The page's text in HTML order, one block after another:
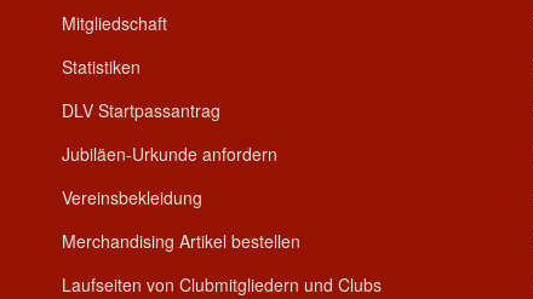
Mitgliedschaft
Statistiken
DLV Startpassantrag
Jubiläen-Urkunde anfordern
Vereinsbekleidung
Merchandising Artikel bestellen
Laufseiten von Clubmitgliedern und Clubs